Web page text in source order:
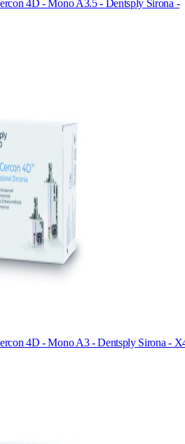
4D - Mono A3.5 - Dentsply Sirona -
4D - Mono A3 - Dentsply Sirona -